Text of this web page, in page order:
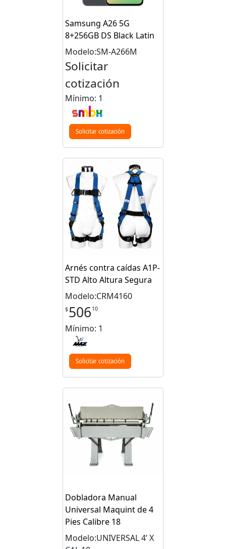
Samsung A26 5G
8+256GB DS Black Latin
Modelo:SM-A266M
Solicitar
cotización
Mínimo: 1
Solicitar cotización
Arnés contra caídas A1P-
STD Alto Altura Segura
Modelo:CRM4160
$506 10
Mínimo: 1
Solicitar cotización
Dobladora Manual
Universal Maquint de 4
Pies Calibre 18
Modelo:UNIVERSAL 4’ X